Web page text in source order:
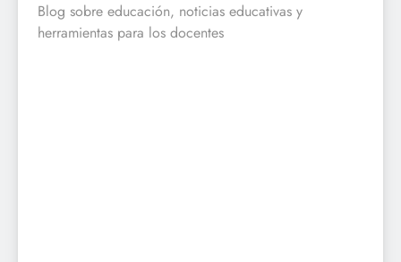
Blog sobre educación, noticias educativas y
herramientas para los docentes